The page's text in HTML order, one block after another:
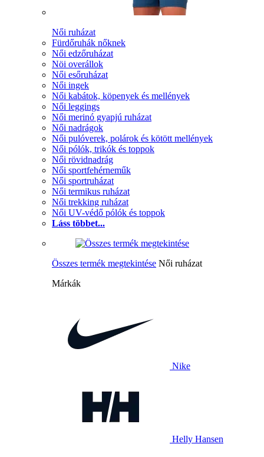
Női ruházat
Fürdőruhák nőknek
Női edzőruházat
Nöi overállok
Női esőruházat
Női ingek
Női kabátok, köpenyek és mellények
Női leggings
Női merinó gyapjú ruházat
Női nadrágok
Női pulóverek, polárok és kötött mellények
Női pólók, trikók és toppok
Női rövidnadrág
Női sportfehérneműk
Női sportruházat
Női termikus ruházat
Női trekking ruházat
Női UV-védő pólók és toppok
Láss többet...
Összes termék megtekintése Női ruházat
Márkák
Nike
Helly Hansen